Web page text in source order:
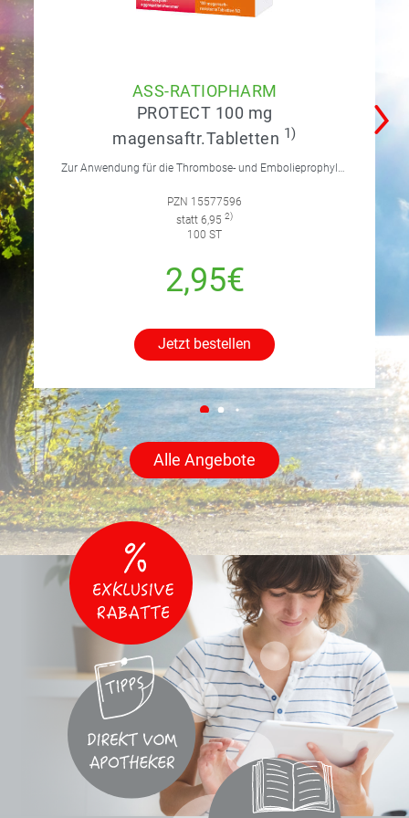
ASS-RATIOPHARM
PROTECT 100 mg
magensaftr.Tabletten 1)
Zur Anwendung für die Thrombose- und Embolieprophylaxe.
PZN 15577596
statt 6,95 2)
100 ST
2,95€
Jetzt bestellen
Alle Angebote